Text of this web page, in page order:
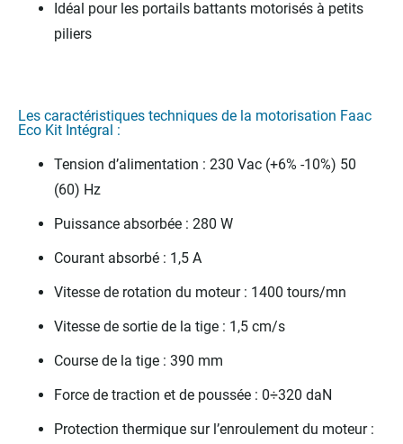
Idéal pour les portails battants motorisés à petits
piliers
Les caractéristiques techniques de la motorisation Faac
Eco Kit Intégral :
Tension d’alimentation : 230 Vac (+6% -10%) 50
(60) Hz
Puissance absorbée : 280 W
Courant absorbé : 1,5 A
Vitesse de rotation du moteur : 1400 tours/mn
Vitesse de sortie de la tige : 1,5 cm/s
Course de la tige : 390 mm
Force de traction et de poussée : 0÷320 daN
Protection thermique sur l’enroulement du moteur :